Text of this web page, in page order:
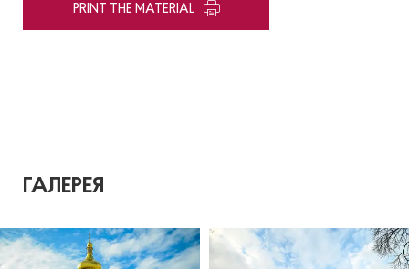
PRINT THE MATERIAL
ГАЛЕРЕЯ